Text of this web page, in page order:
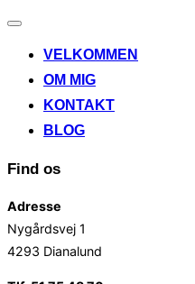
Slå
til/fraVELKOMMEN
OM MIG
KONTAKT
BLOG
Find os
Adresse
Nygårdsvej 1
4293 Dianalund